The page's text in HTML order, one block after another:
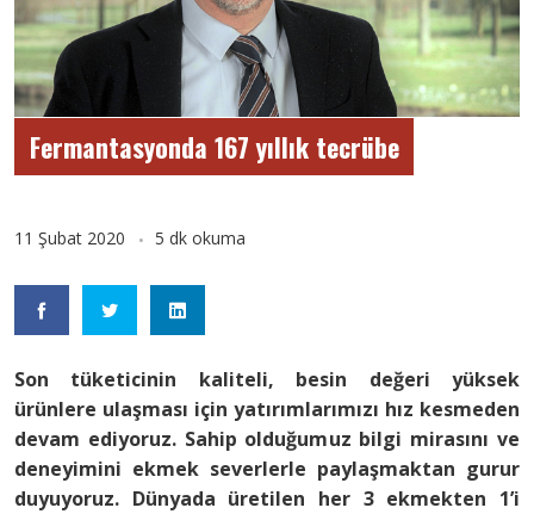
Fermantasyonda 167 yıllık tecrübe
11 Şubat 2020 5 dk okuma
Son tüketicinin kaliteli, besin değeri yüksek
ürünlere ulaşması için yatırımlarımızı hız kesmeden
devam ediyoruz. Sahip olduğumuz bilgi mirasını ve
deneyimini ekmek severlerle paylaşmaktan gurur
duyuyoruz. Dünyada üretilen her 3 ekmekten 1’i